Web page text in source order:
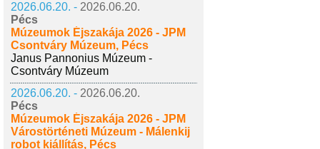
2026.06.20. - 2026.06.20.
Pécs
Múzeumok Éjszakája 2026 - JPM
Csontváry Múzeum, Pécs
Janus Pannonius Múzeum -
Csontváry Múzeum
2026.06.20. - 2026.06.20.
Pécs
Múzeumok Éjszakája 2026 - JPM
Várostörténeti Múzeum - Málenkij
robot kiállítás, Pécs